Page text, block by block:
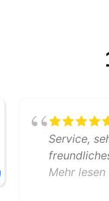
Service,
Mehr lesen